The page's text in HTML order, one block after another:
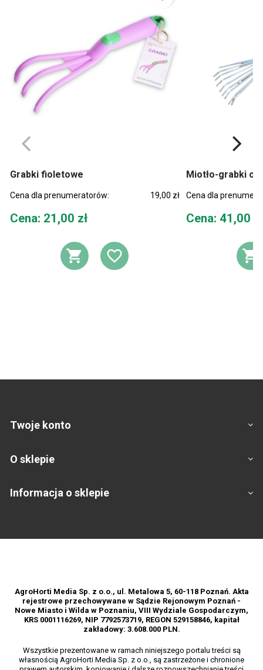
Grabki fioletowe
Cena dla prenumeratorów: 19,00 zł
Cena
Cena: 21,00 zł
DODAJ DO KOSZYKA
DODAJ DO
Miotło-grabki
Cena dla
Cena
Cena: 41,00
Twoje konto
O sklepie
Informacja o sklepie
AgroHorti Media Sp. z o.o., ul. Metalowa 5, 60-118 Poznań. Akta
rejestrowe przechowywane w Sądzie Rejonowym Poznań -
Nowe Miasto i Wilda w Poznaniu, VIII Wydziale Gospodarczym,
KRS 0001116269, NIP 7792573719, REGON 529158846, kapitał
zakładowy: 3.608.000 PLN.
Wszystkie prezentowane w ramach niniejszego portalu treści są
własnością AgroHorti Media Sp. z o.o., są zastrzeżone i chronione